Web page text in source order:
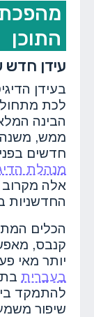
מהפכת
התוכן
עידן חדש
בעידן
לכת
ממש, משנה
חדשים בפני
מנהלת
אלה מקרוב
החדשניות
קנבס,
יותר מאי
בעברית
להתמקד
שיפור